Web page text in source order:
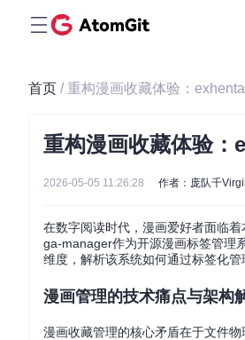
首页 / 重构漫画收藏体验：
重构漫画收藏体验
2026-05-05 11:26:28 作者：庞队千
在数字阅读时代，漫画爱好者面临
ga-manager作为开源漫画标签管理
维度，解析该系统如何通过标签化
漫画管理的技术痛点与架构
漫画收藏管理的核心矛盾在于文件